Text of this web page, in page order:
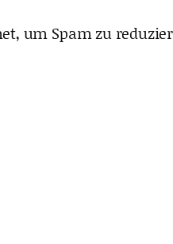
um Spam zu